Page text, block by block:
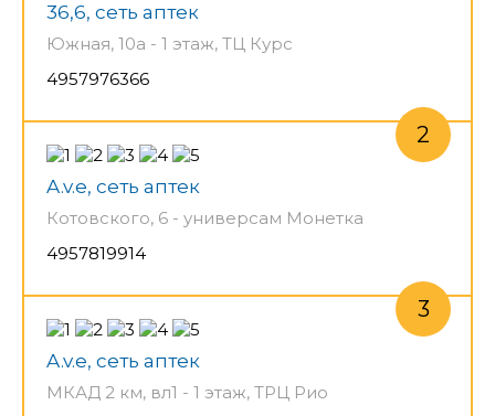
36,6, сеть аптек
Южная, 10а - 1 этаж, ТЦ Курс
4957976366
A.v.e, сеть аптек
Котовского, 6 - универсам Монетка
4957819914
A.v.e, сеть аптек
МКАД 2 км, вл1 - 1 этаж, ТРЦ Рио